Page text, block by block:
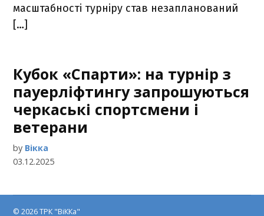
масштабності турніру став незапланований
[…]
Кубок «Спарти»: на турнір з
пауерліфтингу запрошуються
черкаські спортсмени і
ветерани
by Вікка
03.12.2025
© 2026 ТРК "ВіККа"